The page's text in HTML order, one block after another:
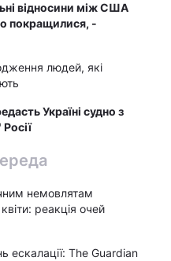
відносини між США
покращилися, -
людей, які
Україні судно з
немовлятам
реакція очей
ескалації: The Guardian